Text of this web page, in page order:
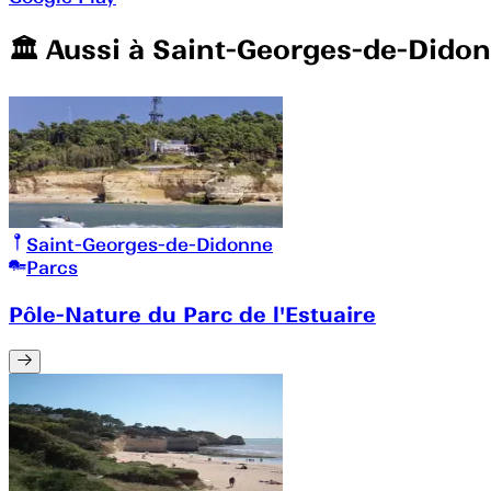
🏛️️ Aussi à Saint-Georges-de-
Saint-Georges-de-Didonne
Parcs
Pôle-Nature du Parc de l'Estuaire